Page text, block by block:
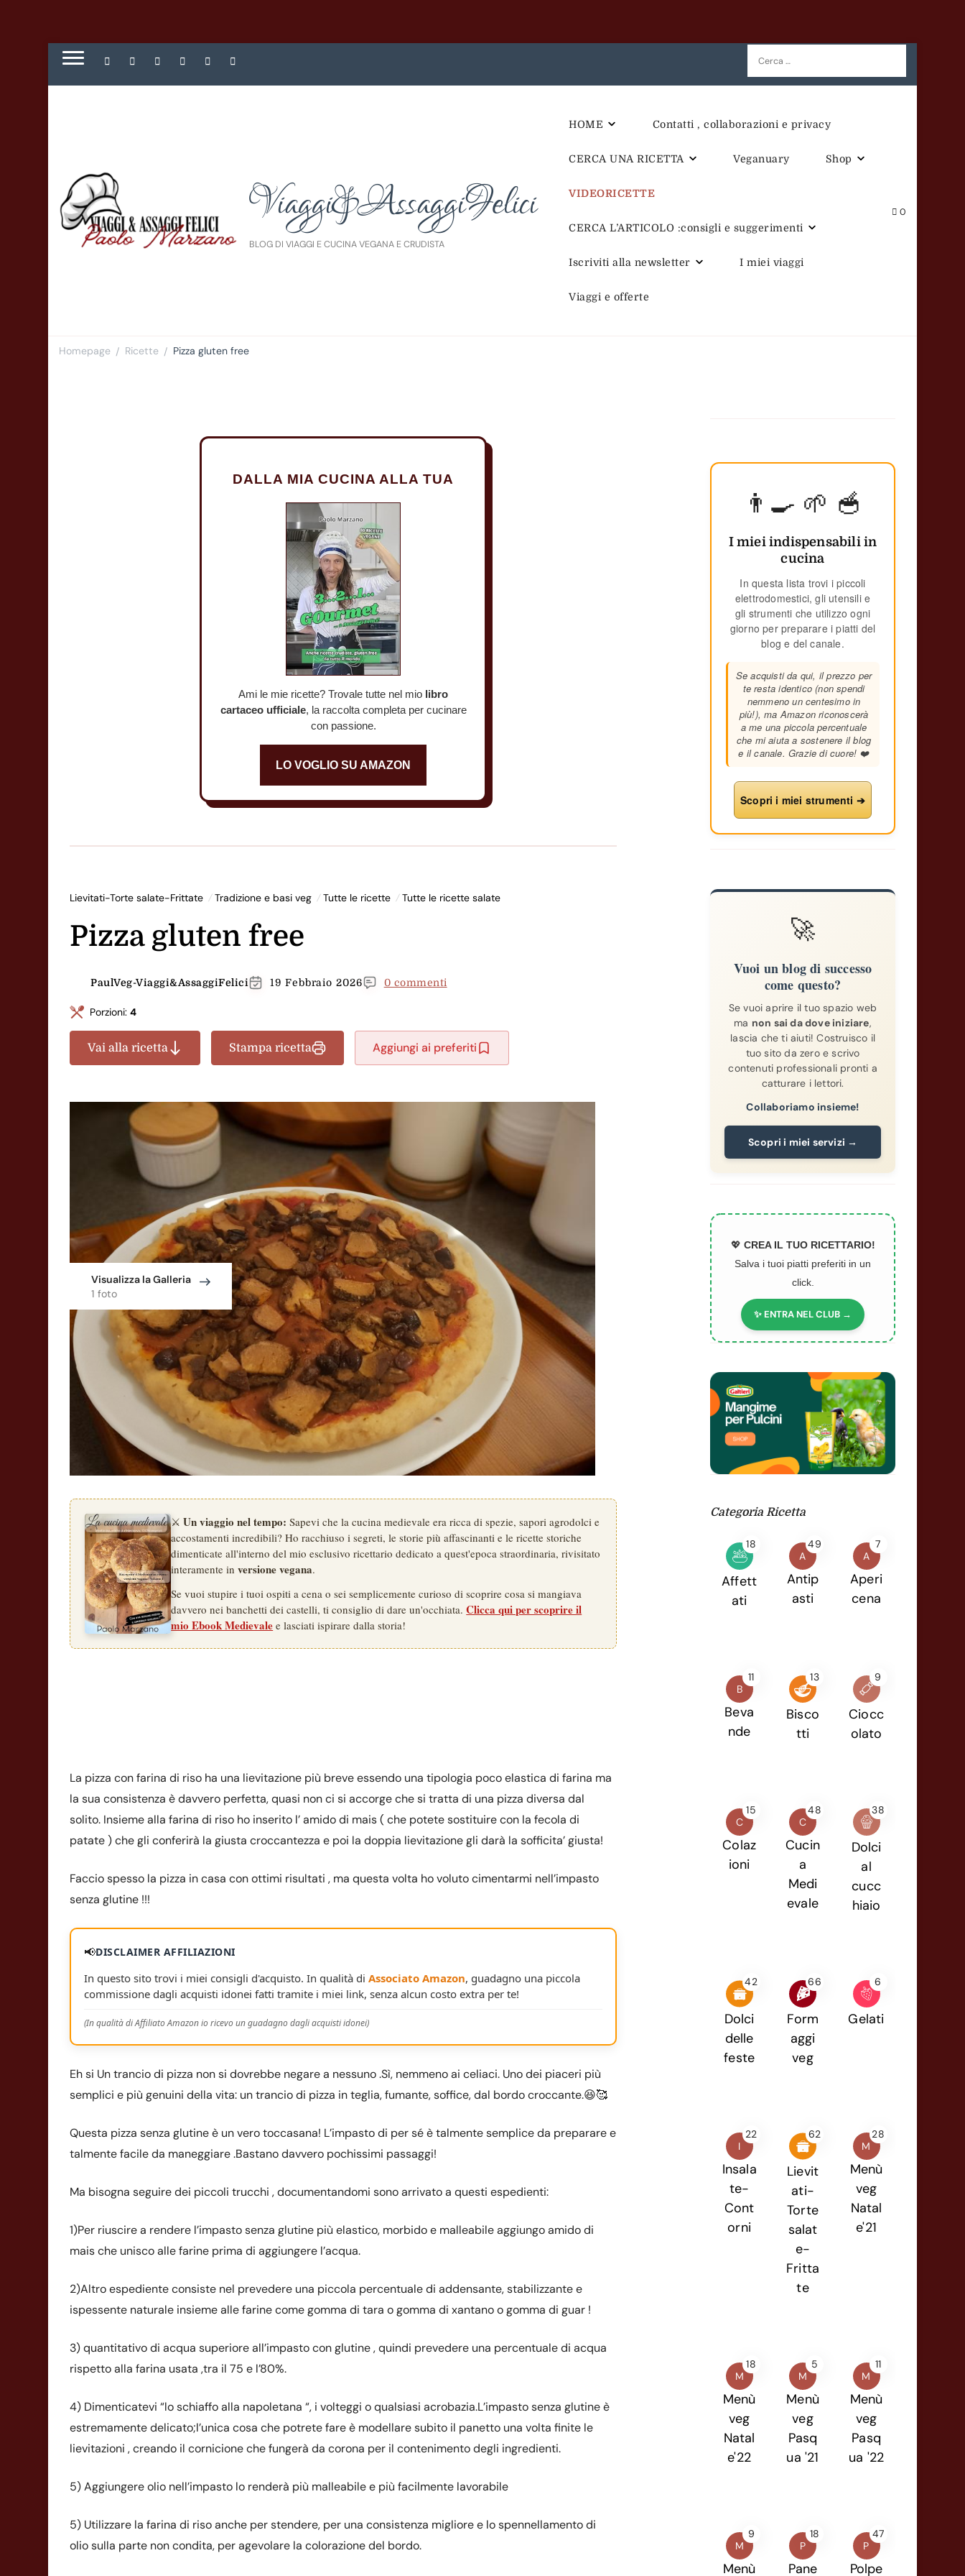
Ricerca
per:
Viaggi&AssaggiFelici
BLOG DI VIAGGI E CUCINA VEGANA E CRUDISTA
HOME Contatti , collaborazioni e privacy
CERCA UNA RICETTA Veganuary Shop
VIDEORICETTE
CERCA L’ARTICOLO :consigli e suggerimenti
Iscriviti alla newsletter I miei viaggi
Viaggi e offerte
0
Homepage / Ricette / Pizza gluten free
DALLA MIA CUCINA ALLA TUA
Ami le mie ricette? Trovale tutte nel mio libro
cartaceo ufficiale, la raccolta completa per cucinare
con passione.
LO VOGLIO SU AMAZON
Lievitati-Torte salate-Frittate Tradizione e basi veg Tutte le ricette Tutte le ricette salate
Pizza gluten free
PaulVeg-Viaggi&AssaggiFelici 19 Febbraio 2026 0 commenti
Porzioni:4
Vai alla ricetta Stampa ricetta Aggiungi ai preferiti
Visualizza la Galleria
1 foto
⚔️Un viaggio nel tempo: Sapevi che la cucina medievale era ricca di spezie, sapori agrodolci e
accostamenti incredibili? Ho racchiuso i segreti, le storie più affascinanti e le ricette storiche
dimenticate all'interno del mio esclusivo ricettario dedicato a quest'epoca straordinaria, rivisitato
interamente inversione vegana.
Se vuoi stupire i tuoi ospiti a cena o sei semplicemente curioso di scoprire cosa si mangiava
davvero nei banchetti dei castelli, ti consiglio di dare un'occhiata.Clicca qui per scoprire il
mio Ebook Medievale e lasciati ispirare dalla storia!
La pizza con farina di riso ha una lievitazione più breve essendo una tipologia poco elastica di farina ma
la sua consistenza è davvero perfetta, quasi non ci si accorge che si tratta di una pizza diversa dal
solito. Insieme alla farina di riso ho inserito l’ amido di mais ( che potete sostituire con la fecola di
patate ) che gli conferirà la giusta croccantezza e poi la doppia lievitazione gli darà la sofficita’ giusta!
Faccio spesso la pizza in casa con ottimi risultati , ma questa volta ho voluto cimentarmi nell’impasto
senza glutine !!!
📢DISCLAIMER AFFILIAZIONI
In questo sito trovi i miei consigli d'acquisto. In qualità diAssociato Amazon, guadagno una piccola
commissione dagli acquisti idonei fatti tramite i miei link, senza alcun costo extra per te!
(In qualità di Affiliato Amazon io ricevo un guadagno dagli acquisti idonei)
Eh si Un trancio di pizza non si dovrebbe negare a nessuno .Sì, nemmeno ai celiaci. Uno dei piaceri più
semplici e più genuini della vita: un trancio di pizza in teglia, fumante, soffice, dal bordo croccante.😆🥰
Questa pizza senza glutine è un vero toccasana! L’impasto di per sé è talmente semplice da preparare e
talmente facile da maneggiare .Bastano davvero pochissimi passaggi!
Ma bisogna seguire dei piccoli trucchi , documentandomi sono arrivato a questi espedienti:
1)Per riuscire a rendere l’impasto senza glutine più elastico, morbido e malleabile aggiungo amido di
mais che unisco alle farine prima di aggiungere l’acqua.
2)Altro espediente consiste nel prevedere una piccola percentuale di addensante, stabilizzante e
ispessente naturale insieme alle farine come gomma di tara o gomma di xantano o gomma di guar !
3) quantitativo di acqua superiore all’impasto con glutine , quindi prevedere una percentuale di acqua
rispetto alla farina usata ,tra il 75 e l’80%.
4) Dimenticatevi “lo schiaffo alla napoletana “, i volteggi o qualsiasi acrobazia.L’impasto senza glutine è
estremamente delicato;l’unica cosa che potrete fare è modellare subito il panetto una volta finite le
lievitazioni , creando il cornicione che fungerà da corona per il contenimento degli ingredienti.
5) Aggiungere olio nell’impasto lo renderà più malleabile e più facilmente lavorabile
5) Utilizzare la farina di riso anche per stendere, per una consistenza migliore e lo spennellamento di
olio sulla parte non condita, per agevolare la colorazione del bordo.
👨‍🍳 🌱 🥣
I miei indispensabili in
cucina
In questa lista trovi i piccoli
elettrodomestici, gli utensili e
gli strumenti che utilizzo ogni
giorno per preparare i piatti del
blog e del canale.
Se acquisti da qui, il prezzo per
te resta identico (non spendi
nemmeno un centesimo in
più!), ma Amazon riconoscerà
a me una piccola percentuale
che mi aiuta a sostenere il blog
e il canale. Grazie di cuore! ❤️
Scopri i miei strumenti ➔
🚀
Vuoi un blog di successo
come questo?
Se vuoi aprire il tuo spazio web
ma non sai da dove iniziare,
lascia che ti aiuti! Costruisco il
tuo sito da zero e scrivo
contenuti professionali pronti a
catturare i lettori.
Collaboriamo insieme!
Scopri i miei servizi →
💖 CREA IL TUO RICETTARIO!
Salva i tuoi piatti preferiti in un
click.
✨ ENTRA NEL CLUB →
Categoria Ricetta
18
Affett
ati
A
49
Antip
asti
A
7
Aperi
cena
B
11
Beva
nde
13
Bisco
tti
9
Ciocc
olato
C
15
Colaz
ioni
C
48
Cucin
a
Medi
evale
38
Dolci
al
cucc
hiaio
42
Dolci
delle
feste
66
Form
aggi
veg
6
Gelati
I
22
Insala
te-
Cont
orni
62
Lievit
ati-
Torte
salat
e-
Fritta
te
M
28
Menù
veg
Natal
e'21
M
18
Menù
veg
Natal
e'22
M
5
Menù
veg
Pasq
ua '21
M
11
Menù
veg
Pasq
ua '22
M
9
Menù
P
18
Pane
P
47
Polpe